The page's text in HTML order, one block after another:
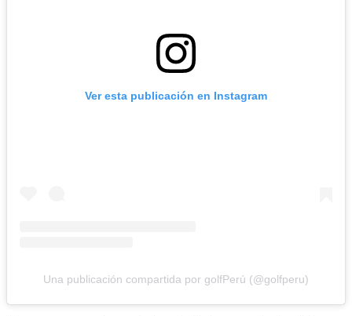
Ver esta publicación en Instagram
Una publicación compartida por golfPerú (@golfperu)